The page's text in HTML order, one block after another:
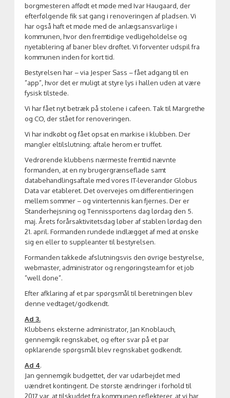
borgmesteren affødt et møde med Ivar Haugaard, der
efterfølgende fik sat gang i renoveringen af pladsen. Vi
har også haft et møde med de anlægsansvarlige i
kommunen, hvor den fremtidige vedligeholdelse og
nyetablering af baner blev drøftet. Vi forventer udspil fra
kommunen inden for kort tid.
Bestyrelsen har – via Jesper Sass – fået adgang til en
”app”, hvor det er muligt at styre lys i hallen uden at være
fysisk tilstede.
Vi har fået nyt betræk på stolene i cafeen. Tak til Margrethe
og CO, der stået for renoveringen.
Vi har indkøbt og fået opsat en markise i klubben. Der
mangler eltilslutning; aftale herom er truffet.
Vedrørende klubbens nærmeste fremtid nævnte
formanden, at en ny brugergrænseflade samt
databehandlingsaftale med vores IT-leverandør Globus
Data var etableret. Det overvejes om differentieringen
mellem sommer – og vintertennis kan fjernes. Der er
Standerhejsning og Tennissportens dag lørdag den 5.
maj. Årets forårsaktivitetsdag løber af stablen lørdag den
21. april. Formanden rundede indlægget af med at ønske
sig en eller to suppleanter til bestyrelsen.
Formanden takkede afslutningsvis den øvrige bestyrelse,
webmaster, administrator og rengøringsteam for et job
”well done”.
Efter afklaring af et par spørgsmål til beretningen blev
denne vedtaget/godkendt.
Ad 3.
Klubbens eksterne administrator, Jan Knoblauch,
gennemgik regnskabet, og efter svar på et par
opklarende spørgsmål blev regnskabet godkendt.
Ad 4.
Jan gennemgik budgettet, der var udarbejdet med
uændret kontingent. De største ændringer i forhold til
2017 var, at tilskuddet fra kommunen reflekterer, at vi har